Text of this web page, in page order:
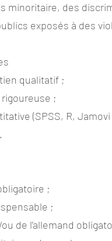
minoritaire, des
exposés à des
qualitatif ;
rigoureuse ;
(SPSS, R,
;
;
de l’allemand